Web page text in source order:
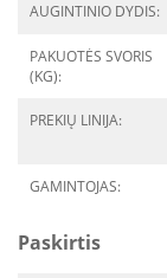
AUGINTINIO DYDIS:
PAKUOTĖS SVORIS
(KG):
PREKIŲ LINIJA:
GAMINTOJAS:
Paskirtis